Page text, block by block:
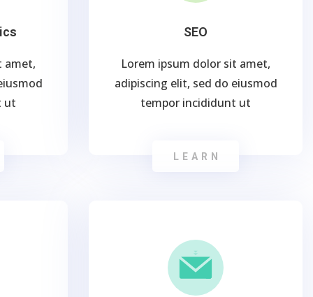
amet,
ut
SEO
Lorem ipsum dolor sit amet,
adipiscing elit, sed do eiusmod
tempor incididunt ut
LEARN